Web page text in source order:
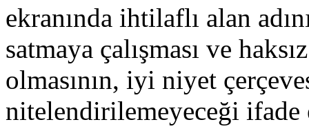
ekranında ihtilaflı alan
satmaya çalışması ve
olmasının, iyi niyet
nitelendirilemeyeceği